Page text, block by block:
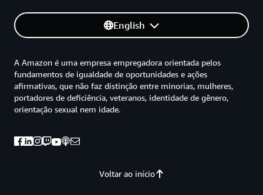
English
Voltar ao início
A Amazon é uma empresa empregadora orientada pelos
fundamentos de igualdade de oportunidades e ações
afirmativas, que não faz distinção entre minorias, mulheres,
portadores de deficiência, veteranos, identidade de gênero,
orientação sexual nem idade.